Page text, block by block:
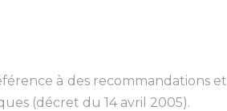
à des recommandations et
(décret du 14 avril 2005).